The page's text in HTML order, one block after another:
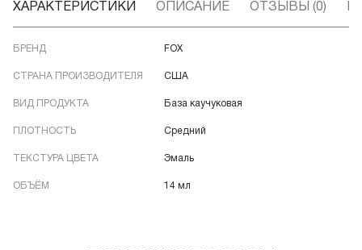
ХАРАКТЕРИСТИКИ ОПИСАНИЕ ОТЗЫВЫ (0)
БРЕНД FOX
СТРАНА ПРОИЗВОДИТЕЛЯ США
ВИД ПРОДУКТА База каучуковая
ПЛОТНОСТЬ Средний
ТЕКСТУРА ЦВЕТА Эмаль
ОБЪЁМ 14 мл